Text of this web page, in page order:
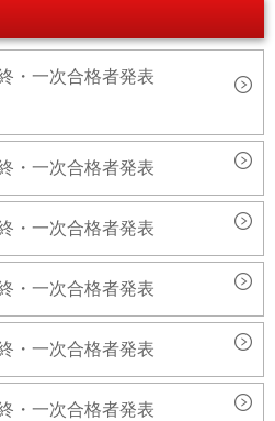
・一次合格者発表
・一次合格者発表
・一次合格者発表
・一次合格者発表
・一次合格者発表
・一次合格者発表